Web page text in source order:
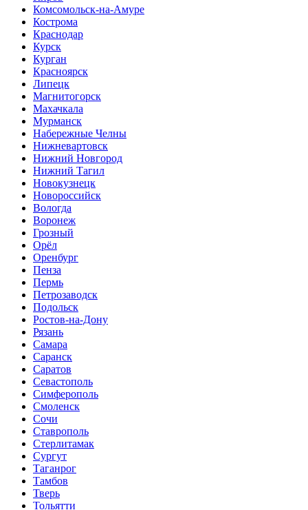
Комсомольск-на-Амуре
Кострома
Краснодар
Курск
Курган
Красноярск
Липецк
Магнитогорск
Махачкала
Мурманск
Набережные Челны
Нижневартовск
Нижний Новгород
Нижний Тагил
Новокузнецк
Новороссийск
Вологда
Воронеж
Грозный
Орёл
Оренбург
Пенза
Пермь
Петрозаводск
Подольск
Ростов-на-Дону
Рязань
Самара
Саранск
Саратов
Севастополь
Симферополь
Смоленск
Сочи
Ставрополь
Стерлитамак
Сургут
Таганрог
Тамбов
Тверь
Тольятти